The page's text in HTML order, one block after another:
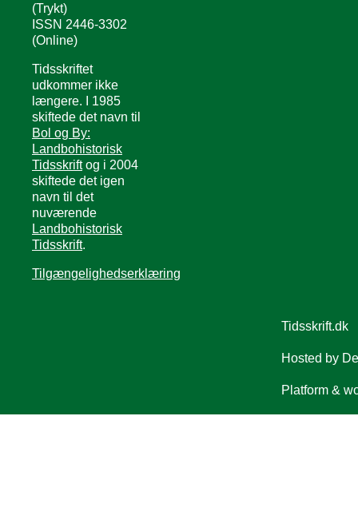
(Trykt)
ISSN 2446-3302
(Online)
Tidsskriftet
udkommer ikke
længere. I 1985
skiftede det navn til
Bol og By:
Landbohistorisk
Tidsskriftog i 2004
skiftede det igen
navn til det
nuværende
Landbohistorisk
Tidsskrift.
Tilgængelighedserklæring